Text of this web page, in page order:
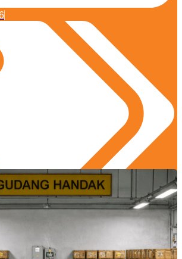
,Edukasi Konstruksi